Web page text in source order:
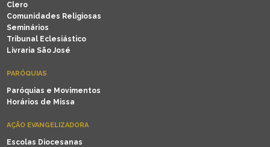
Clero
Comunidades Religiosas
Seminários
Tribunal Eclesiástico
Livraria São José
PARÓQUIAS
Paróquias e Movimentos
Horários de Missa
AÇÃO EVANGELIZADORA
Escolas Diocesanas